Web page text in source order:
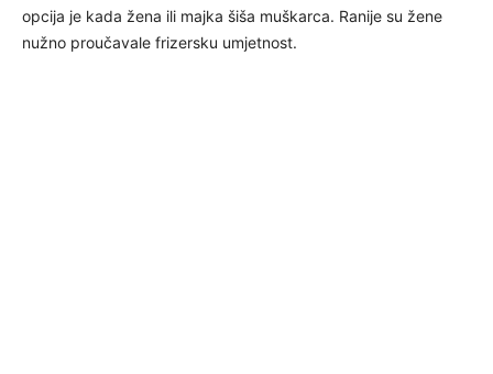
opcija je kada žena ili majka šiša muškarca. Ranije su žene
nužno proučavale frizersku umjetnost.